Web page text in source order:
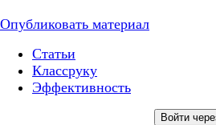
Опубликовать материал
Статьи
Классруку
Эффективность
Войти